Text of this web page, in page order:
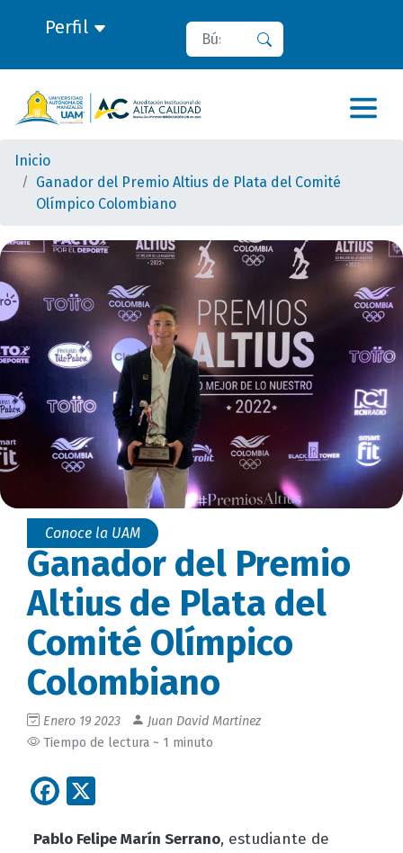
Perfil Buscar
Inicio
Ganador del Premio Altius de Plata del Comité
Olímpico Colombiano
Conoce la UAM
Ganador del Premio
Altius de Plata del
Comité Olímpico
Colombiano
Enero 19 2023
Juan David Martinez
Tiempo de lectura ~ 1 minuto
Facebook
Pablo Felipe Marín Serrano, estudiante de